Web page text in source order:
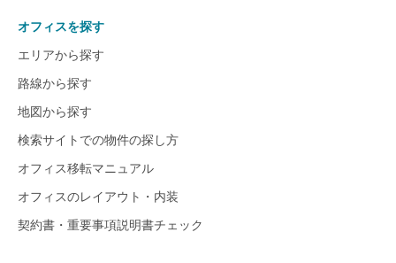
オフィスを探す
エリアから探す
路線から探す
地図から探す
検索サイトでの物件の探し方
オフィス移転マニュアル
オフィスのレイアウト・内装
契約書・重要事項説明書チェック